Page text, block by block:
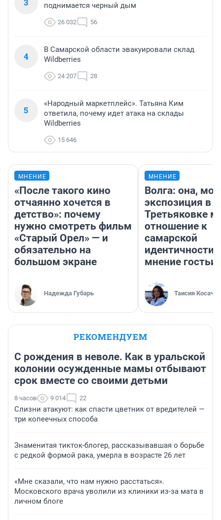
поднимается черный дым
26 032 56
4
В Самарской области эвакуировали склад
Wildberries
24 207 28
5
«Народный маркетплейс». Татьяна Ким
ответила, почему идет атака на склады
Wildberries
15 646
МНЕНИЕ
«После такого кино
отчаянно хочется в
детство»: почему
нужно смотреть фильм
«Старый Орел» — и
обязательно на
большом экране
Надежда Губарь
МНЕНИЕ
Волга: она,
экспозиция в
Третьяковке
отношение к
самарской
идентичности
мнение гостьи
Таисия
РЕКОМЕНДУЕМ
С рождения в неволе. Как в уральской
колонии осужденные мамы отбывают
срок вместе со своими детьми
8 часов 9 014 22
Слизни атакуют: как спасти цветник от вредителей —
три копеечных способа
Знаменитая тикток-блогер, рассказывавшая о борьбе
с редкой формой рака, умерла в возрасте 26 лет
«Мне сказали, что нам нужно расстаться».
Московского врача уволили из клиники из-за мата в
личном блоге